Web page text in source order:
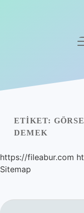
Yasal Uyarı
ETIKET:
DEMEK
https://fileabur.com
Sitemap